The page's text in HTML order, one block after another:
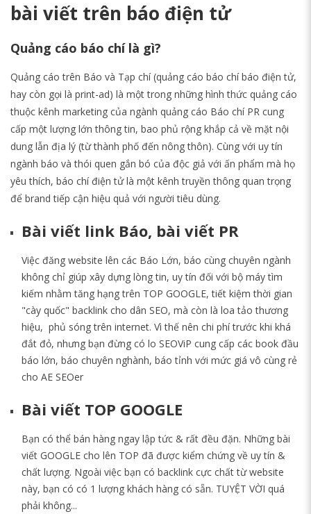
bài viết trên báo điện tử
Quảng cáo báo chí là gì?
Quảng cáo trên Báo và Tạp chí (quảng cáo báo chí báo điện tử,
hay còn gọi là print-ad) là một trong những hình thức quảng cáo
thuộc kênh marketing của ngành quảng cáo Báo chí PR cung
cấp một lượng lớn thông tin, bao phủ rộng khắp cả về mặt nội
dung lẫn địa lý (từ thành phố đến nông thôn). Cùng với uy tín
ngành báo và thói quen gắn bó của độc giả với ấn phẩm mà họ
yêu thích, báo chí điện tử là một kênh truyền thông quan trọng
để brand tiếp cận hiệu quả với người tiêu dùng.
Bài viết link Báo, bài viết PR
Việc đăng website lên các Báo Lớn, báo cùng chuyên ngành
không chỉ giúp xây dựng lòng tin, uy tín đối với bộ máy tìm
kiếm nhằm tăng hạng trên TOP GOOGLE, tiết kiệm thời gian
"cày quốc" backlink cho dân SEO, mà còn là loa tảo thương
hiệu, phủ sóng trên internet. Vì thế nên chi phí trước khi khá
đắt đỏ, nhưng bạn đừng có lo SEOViP cung cấp các book đầu
báo lớn, báo chuyên nghành, báo tỉnh với mức giá vô cùng rẻ
cho AE SEOer
Bài viết TOP GOOGLE
Bạn có thể bán hàng ngay lập tức & rất đều đặn. Những bài
viết GOOGLE cho lên TOP đã được kiểm chứng về uy tín &
chất lượng. Ngoài việc bạn có backlink cực chất từ website
này, bạn có có 1 lượng khách hàng có sẵn. TUYỆT VỜI quá
phải không...